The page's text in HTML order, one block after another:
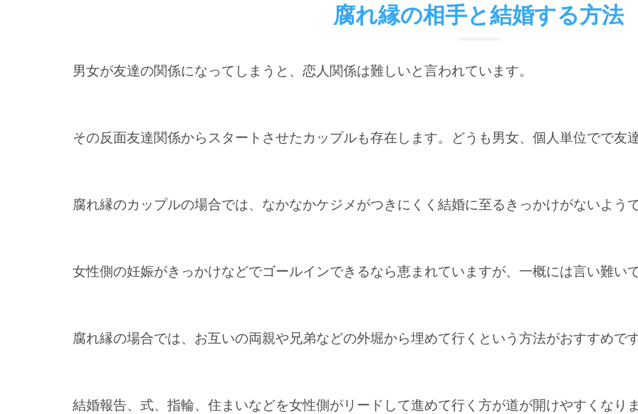
腐れ縁の相手と結婚する方法
男女が友達の関係になってしまうと、恋人関係は難しいと言われています。
その反面友達関係からスタートさせたカップルも存在します。どうも男女、個人単位でで友
腐れ縁のカップルの場合では、なかなかケジメがつきにくく結婚に至るきっかけがないようで
女性側の妊娠がきっかけなどでゴールインできるなら恵まれていますが、一概には言い難いで
腐れ縁の場合では、お互いの両親や兄弟などの外堀から埋めて行くという方法がおすすめです
結婚報告、式、指輪、住まいなどを女性側がリードして進めて行く方が道が開けやすくなりま